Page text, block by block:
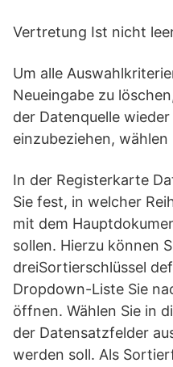
Vertretung Ist nicht
Um alle
Neueingabe zu
der Datenquelle
einzubeziehen, wählen
In der Registerkarte
Sie fest, in welcher
mit dem
sollen. Hierzu können
dreiSortierschlüssel
Dropdown-Liste Sie
öffnen. Wählen Sie in
der Datensatzfelder
werden soll. Als